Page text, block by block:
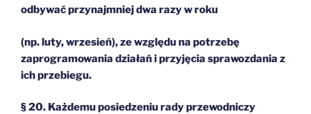
odbywać przynajmniej dwa razy w roku
(np. luty, wrzesień), ze względu na potrzebę
zaprogramowania działań i przyjęcia sprawozdania z
ich przebiegu.
§ 20. Każdemu posiedzeniu rady przewodniczy